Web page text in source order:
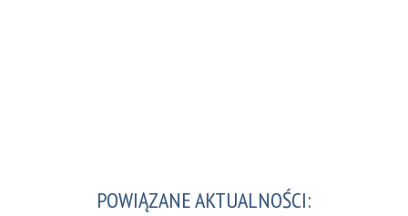
POWIĄZANE AKTUALNOŚCI: